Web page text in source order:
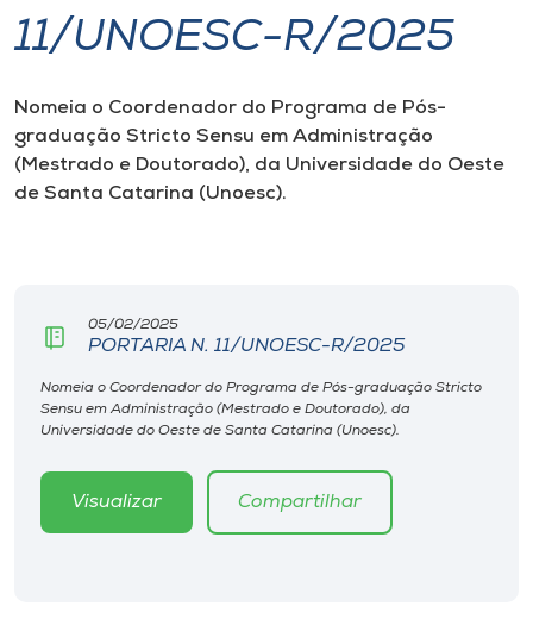
I.nova
Diplomados
Cultura
Biblioteca
Editora
Rádio
11/UNOESC-R/2025
Nomeia o Coordenador do Programa de Pós-
graduação Stricto Sensu em Administração
(Mestrado e Doutorado), da Universidade do Oeste
de Santa Catarina (Unoesc).
05/02/2025
PORTARIA N. 11/UNOESC-R/2025
Nomeia o Coordenador do Programa de Pós-graduação Stricto
Sensu em Administração (Mestrado e Doutorado), da
Universidade do Oeste de Santa Catarina (Unoesc).
Visualizar Compartilhar